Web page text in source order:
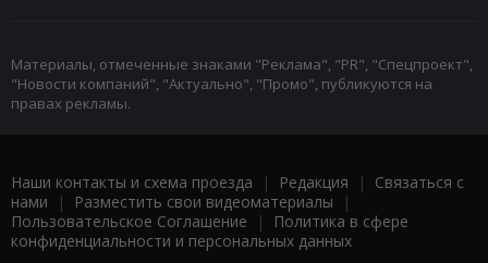
Материалы, отмеченные знаками "Реклама", "PR", "Спецпроект",
"Новости компаний", "Актуально", "Промо", публикуются на
правах рекламы.
Наши контакты и схема проезда | Редакция | Связаться с
нами | Разместить свои видеоматериалы |
Пользовательское Соглашение |
Политика в сфере
конфиденциальности и персональных данных